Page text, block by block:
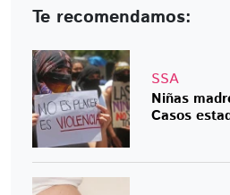
Te recomendamos:
SSA
Niñas
Casos